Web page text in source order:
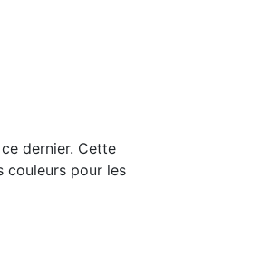
dernier. Cette
couleurs pour les